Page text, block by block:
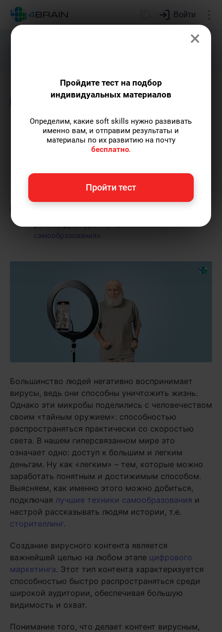
Войти
Подарим индивидуальный план
Креативность Риторика и письмо
Как создавать вирусный
контент
Анна Кирякова— автор статей и курсов,
организатор онлайн-турнира по йоге, мать
двоих детей.Пишу статьи по теме
самообразования»
Большинство людей негативно воспринимает
вирусы, ведь они способны уничтожить жизнь.
Однако эти микробы поделились с человечеством
своим «тайным оружием»: способностью
распространяться практически со скоростью
света. В нашем гиперсвязанном мире это
означает одно: доступ к большим и легким
деньгам. Ну как «легким» – тем, которые можно
заработать понятным и достижимым способом.
Выясняем, как именно этого можно добиться,
подключая лучшие техники самообразования и
настрой рассказывать людям истории, т.е.
сторителлинг.
Создание вирусного контента является
важнейшей целью на любом этапе цифрового
маркетинга. Этот тип контента характеризуется
способностью быстро распространяться среди
широкой аудитории, обеспечивая большую
видимость и охват.
Понимание того, что делает контент вирусным,
×
Пройдите тест на подбор
индивидуальных материалов
Определим, какие soft skills нужно развивать
именно вам, и отправим результаты и
материалы по их развитию на почту
бесплатно.
Пройти тест